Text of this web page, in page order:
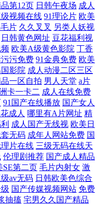
第12页 日韩午夜场 成人
视频在线 91理论片 欧美
片 久久叉叉 另类人妖视
日韩黄色网址 豆花福利视
欧美A级黄色影院 丁香
污免费 91金典免费 欧美
影院 成人动漫二区三区
一区自拍 男人天堂 a片
卡一卡二 成人在线免费
91国产在线播放 国产女人
成人 哪里有A片网址 精
成人国产无线视 欧美日
无码 成年人网站免费 国
理片在线 三级无码在线天
伦理剧推荐 国产成人精品
SE第二页 毛片内射女 激
av无码 日韩欧美色综合
国产传媒视频网站 免费
抽搐 宅男久久国产精品